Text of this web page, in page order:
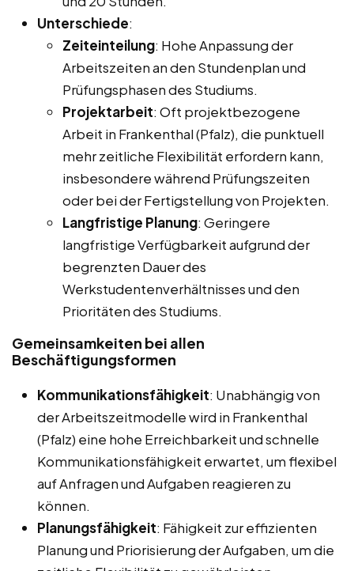
Unterschiede:
Zeiteinteilung: Hohe Anpassung der
Arbeitszeiten an den Stundenplan und
Prüfungsphasen des Studiums.
Projektarbeit: Oft projektbezogene
Arbeit in Frankenthal (Pfalz), die punktuell
mehr zeitliche Flexibilität erfordern kann,
insbesondere während Prüfungszeiten
oder bei der Fertigstellung von Projekten.
Langfristige Planung: Geringere
langfristige Verfügbarkeit aufgrund der
begrenzten Dauer des
Werkstudentenverhältnisses und den
Prioritäten des Studiums.
Gemeinsamkeiten bei allen
Beschäftigungsformen
Kommunikationsfähigkeit: Unabhängig von
der Arbeitszeitmodelle wird in Frankenthal
(Pfalz) eine hohe Erreichbarkeit und schnelle
Kommunikationsfähigkeit erwartet, um flexibel
auf Anfragen und Aufgaben reagieren zu
können.
Planungsfähigkeit: Fähigkeit zur effizienten
Planung und Priorisierung der Aufgaben, um die